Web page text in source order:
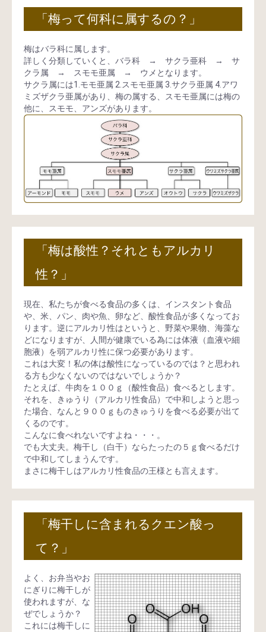
「梅って何科に属するの？」
梅はバラ科に属します。
詳しく分類していくと、バラ科 → サクラ亜科 → サ
クラ属 → スモモ亜属 → ウメとなります。
サクラ属には1.モモ亜属 2.スモモ亜属 3.サクラ亜属 4.アワ
ミズザクラ亜属があり、梅の属する、スモモ亜属には梅の
他に、スモモ、アンズがあります。
「梅は酸性？それともアルカリ
性？」
現在、私たちが食べる食品の多くは、インスタント食品
や、米、パン、肉や魚、卵など、酸性食品が多くなってお
ります。逆にアルカリ性はというと、野菜や果物、海藻な
どになりますが、人間が健康でいる為には体液（血液や細
胞液）を弱アルカリ性に保つ必要があります。
これは大変！私の体は酸性になっているのでは？と思われ
る方も少なくないのではないでしょうか？
たとえば、牛肉を１００ｇ（酸性食品）食べるとします。
それを、きゅうり（アルカリ性食品）で中和しようと思っ
た場合、なんと９００ｇものきゅうりを食べる必要が出て
くるのです。
こんなに食べれないですよね・・・。
でも大丈夫。梅干し（白干）ならたったの５ｇ食べるだけ
で中和してしまうんです。
まさに梅干しはアルカリ性食品の王様とも言えます。
「梅干しに含まれるクエン酸っ
て？」
よく、お弁当やお
にぎりに梅干しが
使われますが、な
ぜでしょうか？
これには梅干しに